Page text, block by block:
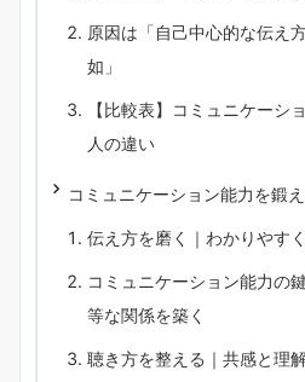
原因は「自己中心的な伝え
如」
【比較表】コミュニケーシ
人の違い
コミュニケーション能力を鍛
伝え方を磨く｜わかりやす
コミュニケーション能力の
等な関係を築く
聴き方を整える｜共感と理